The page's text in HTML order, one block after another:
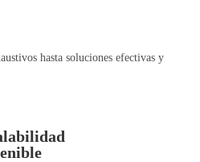
hasta soluciones efectivas y